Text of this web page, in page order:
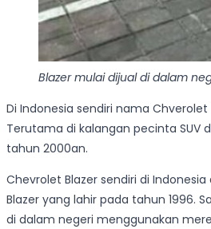
Blazer mulai dijual di dalam
Di Indonesia sendiri nama Chverolet
Terutama di kalangan pecinta SUV
tahun 2000an.
Chevrolet Blazer sendiri di
Blazer yang lahir pada tahun 1996.
di dalam negeri menggunakan